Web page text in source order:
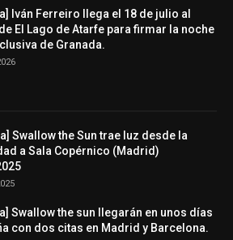
Iván Ferreiro llega el 18 de julio al
El Lago de Atarfe para firmar la noche
de Granada.
Swallow the Sun trae luz desde la
a Sala Copérnico (Madrid)
Swallow the sun llegarán en unos días
con dos citas en Madrid y Barcelona.